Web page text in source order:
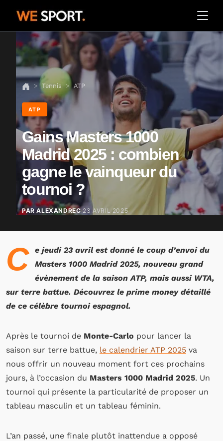
Tennis ATP
ATP
Gains Masters 1000
Madrid 2025 : combien
gagne le vainqueur du
tournoi ?
PAR ALEXANDREC 23 AVRIL 2025
C
e jeudi 23 avril est donné le coup d’envoi du
Masters 1000 Madrid 2025, nouveau grand
évènement de la saison ATP, mais aussi WTA,
sur terre battue. Découvrez le prime money détaillé
de ce célèbre tournoi espagnol.
Après le tournoi de Monte-Carlo pour lancer la
saison sur terre battue, le calendrier ATP 2025 va
nous offrir un nouveau moment fort ces prochains
jours, à l’occasion du Masters 1000 Madrid 2025. Un
tournoi qui présente la particularité de proposer un
tableau masculin et un tableau féminin.
L’an passé, une finale plutôt inattendue a opposé